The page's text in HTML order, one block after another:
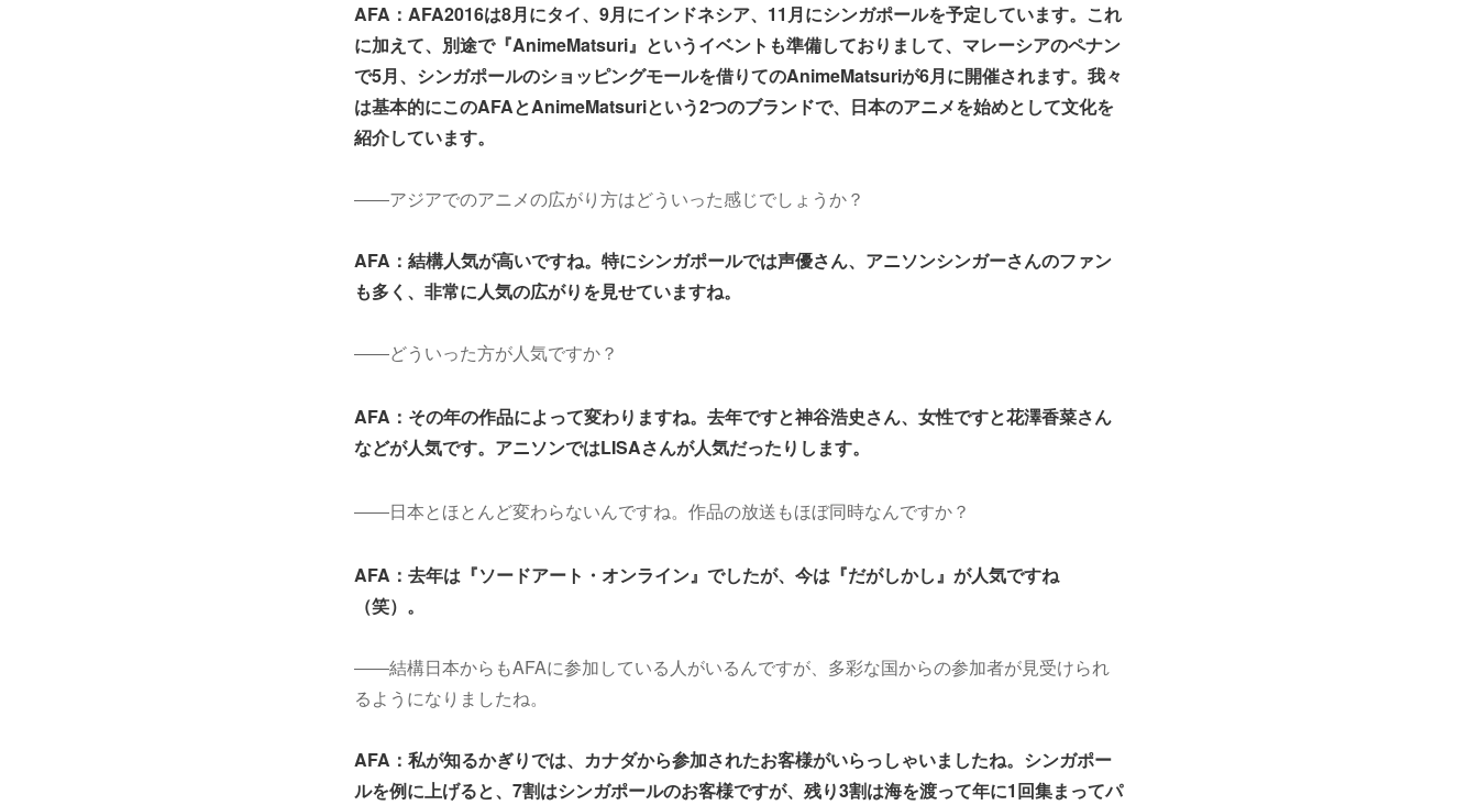
AFA：AFA2016は8月にタイ、9月にインドネシア、11月にシンガポールを予定しています。これ
に加えて、別途で『AnimeMatsuri』というイベントも準備しておりまして、マレーシアのペナン
で5月、シンガポールのショッピングモールを借りてのAnimeMatsuriが6月に開催されます。我々
は基本的にこのAFAとAnimeMatsuriという2つのブランドで、日本のアニメを始めとして文化を
紹介しています。
――アジアでのアニメの広がり方はどういった感じでしょうか？
AFA：結構人気が高いですね。特にシンガポールでは声優さん、アニソンシンガーさんのファン
も多く、非常に人気の広がりを見せていますね。
――どういった方が人気ですか？
AFA：その年の作品によって変わりますね。去年ですと神谷浩史さん、女性ですと花澤香菜さん
などが人気です。アニソンではLISAさんが人気だったりします。
――日本とほとんど変わらないんですね。作品の放送もほぼ同時なんですか？
AFA：去年は『ソードアート・オンライン』でしたが、今は『だがしかし』が人気ですね
（笑）。
――結構日本からもAFAに参加している人がいるんですが、多彩な国からの参加者が見受けられ
るようになりましたね。
AFA：私が知るかぎりでは、カナダから参加されたお客様がいらっしゃいましたね。シンガポー
ルを例に上げると、7割はシンガポールのお客様ですが、残り3割は海を渡って年に1回集まってパ